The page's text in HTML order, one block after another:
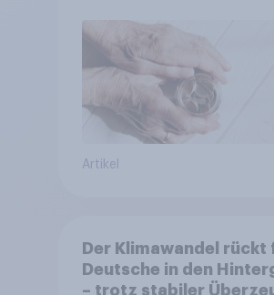
Akzeptanz
Artikel
Der Klimawandel rückt
Deutsche in den
– trotz stabiler